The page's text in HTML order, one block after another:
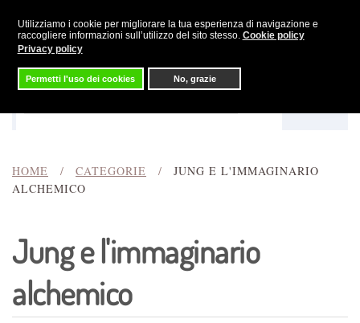
Utilizziamo i cookie per migliorare la tua esperienza di navigazione e
raccogliere informazioni sull’utilizzo del sito stesso. Cookie policy
Privacy policy
Permetti l'uso dei cookies No, grazie
Skip to main content
HOME CATEGORIE
JUNG E L'IMMAGINARIO
ALCHEMICO
Jung e l'immaginario
alchemico